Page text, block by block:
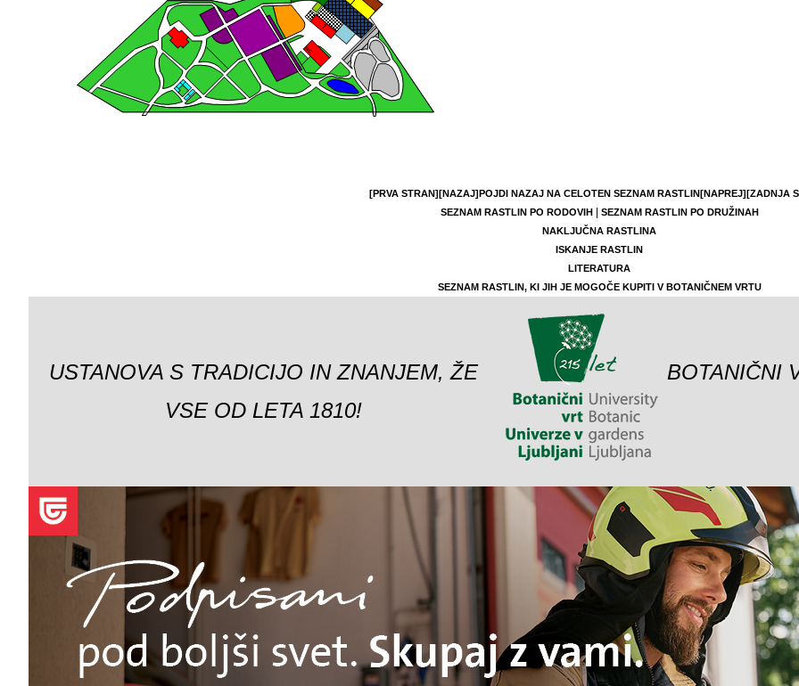
[PRVA STRAN][NAZAJ]POJDI NAZAJ NA CELOTEN SEZNAM RASTLIN[NAPREJ][ZADNJA
SEZNAM RASTLIN PO RODOVIH|
SEZNAM RASTLIN PO DRUŽINAH
NAKLJUČNA RASTLINA
ISKANJE RASTLIN
LITERATURA
SEZNAM RASTLIN, KI JIH JE MOGOČE KUPITI V BOTANIČNEM VRTU
USTANOVA S TRADICIJO IN ZNANJEM, ŽE
VSE OD LETA 1810!
BOTANIČNI